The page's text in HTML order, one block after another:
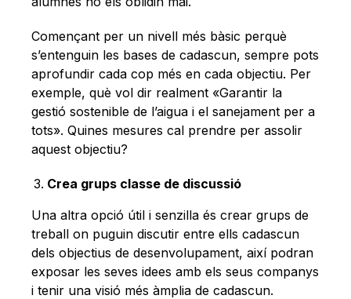
Començant per un nivell més bàsic perquè
s’entenguin les bases de cadascun, sempre pots
aprofundir cada cop més en cada objectiu. Per
exemple, què vol dir realment «Garantir la
gestió sostenible de l’aigua i el sanejament per a
tots». Quines mesures cal prendre per assolir
aquest objectiu?
Crea grups classe de discussió
Una altra opció útil i senzilla és crear grups de
treball on puguin discutir entre ells cadascun
dels objectius de desenvolupament, així podran
exposar les seves idees amb els seus companys
i tenir una visió més àmplia de cadascun.